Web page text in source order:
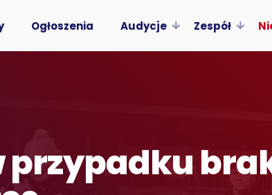
Ogłoszenia Audycje Zespół
przypadku